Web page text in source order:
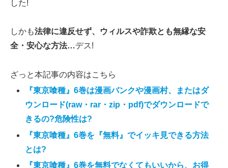
した!
しかも法律に違反せず、ウィルスや詐欺とも無縁な安
全・安心な方法…デス!
ざっと本記事の内容はこちら
『東京喰種』6巻は漫画バンクや漫画村、またはダ
ウンロード(raw・rar・zip・pdf)でダウンロードで
きるの?危険性は?
『東京喰種』6巻を『無料』でイッキ見できる方法
とは?
『東京喰種』6巻を無料でなくてもいいから、お得